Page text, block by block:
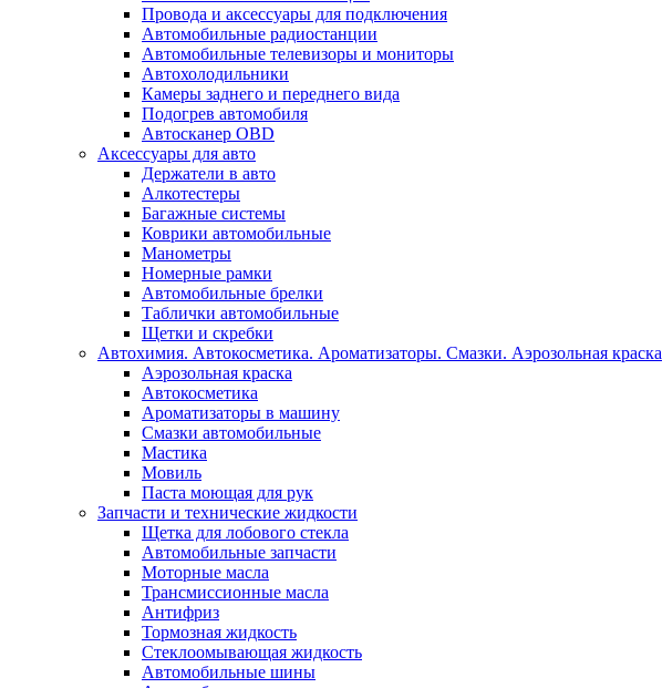
Провода и аксессуары для подключения
Автомобильные радиостанции
Автомобильные телевизоры и мониторы
Автохолодильники
Камеры заднего и переднего вида
Подогрев автомобиля
Автосканер OBD
Аксессуары для авто
Держатели в авто
Алкотестеры
Багажные системы
Коврики автомобильные
Манометры
Номерные рамки
Автомобильные брелки
Таблички автомобильные
Щетки и скребки
Автохимия. Автокосметика. Ароматизаторы. Смазки. Аэрозольная краска
Аэрозольная краска
Автокосметика
Ароматизаторы в машину
Смазки автомобильные
Мастика
Мовиль
Паста моющая для рук
Запчасти и технические жидкости
Щетка для лобового стекла
Автомобильные запчасти
Моторные масла
Трансмиссионные масла
Антифриз
Тормозная жидкость
Стеклоомывающая жидкость
Автомобильные шины